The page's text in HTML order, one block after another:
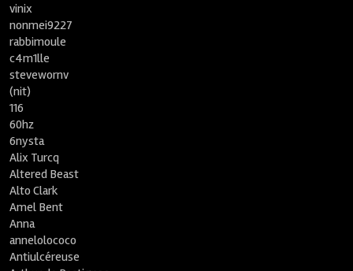
vinix
nonmei9227
rabbimoule
c4m1lle
stevewornv
(nit)
116
60hz
6nysta
Alix Turcq
Altered Beast
Alto Clark
Amel Bent
Anna
annelolococo
Antiulcéreuse